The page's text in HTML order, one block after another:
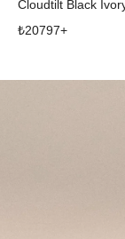
Cloudtilt Black
₺20797+